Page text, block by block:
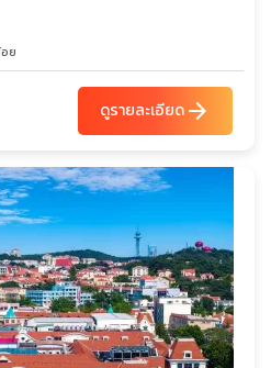
ย
ดูรายละเอียดarrow_forward